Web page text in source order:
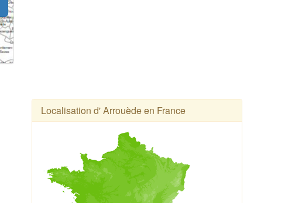
Localisation d' Arrouède en France